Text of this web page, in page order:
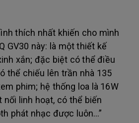
thích nhất khiến cho mình
GV30 này: là một thiết kế
xắn; đặc biệt có thể điều
thể chiếu lên trần nhà 135
phim; hệ thống loa là 16W
nối linh hoạt, có thể biến
phát nhạc được luôn...”